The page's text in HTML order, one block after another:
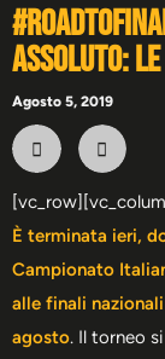
Assoluto:
Agosto 5, 2019
È terminata ieri,
Campionato
alle finali
agosto. Il torneo